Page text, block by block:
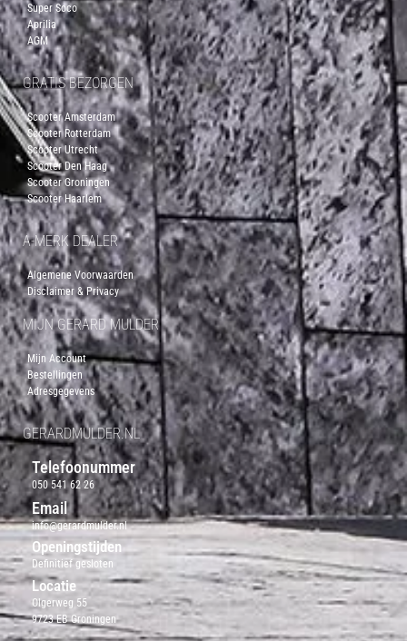
Super Soco
Aprilia
AGM
GRATIS BEZORGEN
Scooter Amsterdam
Scooter Rotterdam
Scooter Utrecht
Scooter Den Haag
Scooter Groningen
Scooter Haarlem
A-MERK DEALER
Algemene Voorwaarden
Disclaimer & Privacy
MIJN GERARD MULDER
Mijn Account
Bestellingen
Adresgegevens
GERARDMULDER.NL
Telefoonummer
050 541 62 26
Email
info@gerardmulder.nl
Openingstijden
Definitief gesloten
Locatie
Olgerweg 55
9723 EB Groningen